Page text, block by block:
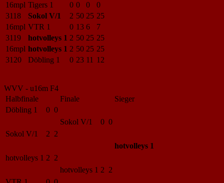
16mpl Tigers 1 0 0 0
0
3118
Sokol V/1 2 50 25 25
16mpl VTR 1 0 13 6
7
3119
hotvolleys 1 2 50 25 25
16mpl hotvolleys 1 2 50 25 25
3120
Döbling 1 0 23 11 12
WVV - u16m F4
Halbfinale
Finale
Sieger
Döbling 1
0 0
Sokol V/1
0 0
Sokol V/1
2 2
hotvolleys 1
hotvolleys 1 2 2
hotvolleys 1 2 2